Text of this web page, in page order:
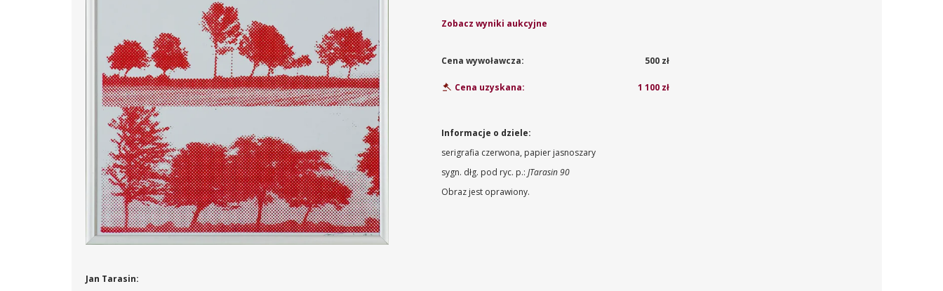
Zobacz wyniki aukcyjne
Cena wywoławcza: 500 zł
Cena uzyskana: 1 100 zł
Informacje o dziele:
serigrafia czerwona, papier jasnoszary
sygn. dłg. pod ryc. p.:JTarasin 90
Obraz jest oprawiony.
Jan Tarasin: